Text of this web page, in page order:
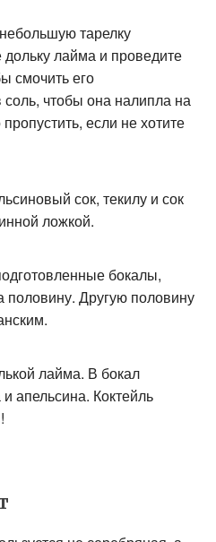
тарелку
лайма и проведите
смочить его
соль, чтобы она налипла на
если не хотите
сок, текилу и сок
ложкой.
бокалы,
половину. Другую половину
лайма. В бокал
апельсина. Коктейль